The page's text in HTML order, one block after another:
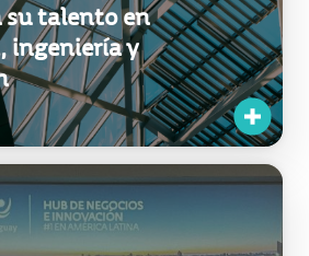
por primera vez a
su talento en
ingeniería y